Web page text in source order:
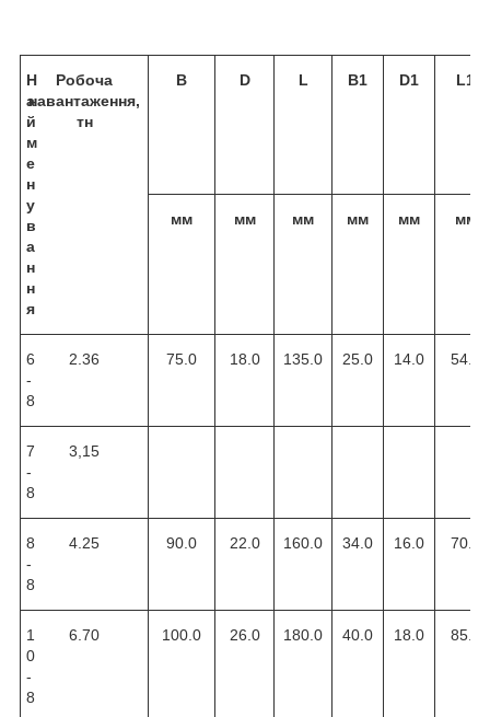
Н
а
й
м
е
н
у
в
а
н
н
я
Робоча
навантаження,
тн
B D L B1 D1 L1
мм мм мм мм мм мм
6
-
8
2.36 75.0 18.0 135.0 25.0 14.0 54.0
7
-
8
3,15
8
-
8
4.25 90.0 22.0 160.0 34.0 16.0 70.0
1
0
-
8
6.70 100.0 26.0 180.0 40.0 18.0 85.0